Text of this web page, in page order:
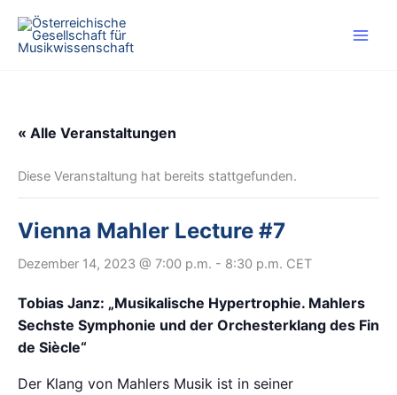
Inhalt
springen
« Alle Veranstaltungen
Diese Veranstaltung hat bereits stattgefunden.
Vienna Mahler Lecture #7
Dezember 14, 2023 @ 7:00 p.m. - 8:30 p.m. CET
Tobias Janz: „Musikalische Hypertrophie. Mahlers
Sechste Symphonie und der Orchesterklang des Fin
de Siècle“
Der Klang von Mahlers Musik ist in seiner